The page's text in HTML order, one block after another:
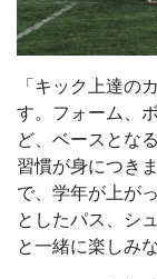
「キック上達の
す。フォーム、
ど、ベースとな
習慣が身につき
で、学年が上が
としたパス、シ
と一緒に楽しみ